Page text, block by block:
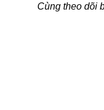
Cùng theo dõi